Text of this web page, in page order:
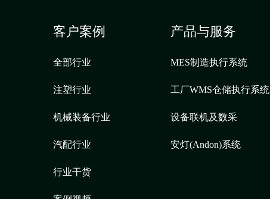
客户案例
全部行业
注塑行业
机械装备行业
汽配行业
行业干货
产品与服务
MES制造执行系统
工厂WMS仓储执行系统
设备联机及数采
安灯(Andon)系统